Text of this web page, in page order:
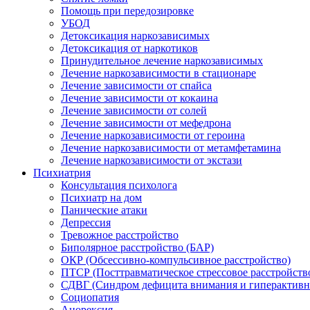
Помощь при передозировке
УБОД
Детоксикация наркозависимых
Детоксикация от наркотиков
Принудительное лечение наркозависимых
Лечение наркозависимости в стационаре
Лечение зависимости от спайса
Лечение зависимости от кокаина
Лечение зависимости от солей
Лечение зависимости от мефедрона
Лечение наркозависимости от героина
Лечение наркозависимости от метамфетамина
Лечение наркозависимости от экстази
Психиатрия
Консультация психолога
Психиатр на дом
Панические атаки
Депрессия
Тревожное расстройство
Биполярное расстройство (БАР)
ОКР (Обсессивно-компульсивное расстройство)
ПТСР (Посттравматическое стрессовое
СДВГ (Синдром дефицита внимания и
Социопатия